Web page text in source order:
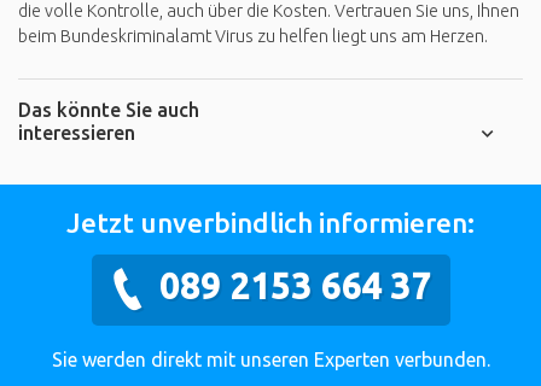
die volle Kontrolle, auch über die Kosten. Vertrauen Sie uns, Ihnen
beim Bundeskriminalamt Virus zu helfen liegt uns am Herzen.
Das könnte Sie auch
interessieren
Jetzt unverbindlich informieren:
089 2153 664 37
Sie werden direkt mit unseren Experten verbunden.